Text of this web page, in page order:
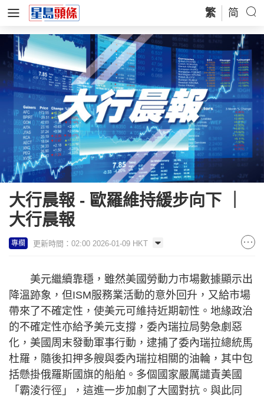
繁 简
大行晨報 - 歐羅維持緩步向下 ｜
大行晨報
專欄 更新時間：02:00 2026-01-09 HKT
美元繼續靠穩，雖然美國勞動力市場數據顯示出
降溫跡象，但ISM服務業活動的意外回升，又給市場
帶來了不確定性，使美元可維持近期韌性。地緣政治
的不確定性亦給予美元支撐，委內瑞拉局勢急劇惡
化，美國周末發動軍事行動，逮捕了委內瑞拉總統馬
杜羅，隨後扣押多艘與委內瑞拉相關的油輪，其中包
括懸掛俄羅斯國旗的船舶。多個國家嚴厲譴責美國
「霸淩行徑」，這進一步加劇了大國對抗。與此同